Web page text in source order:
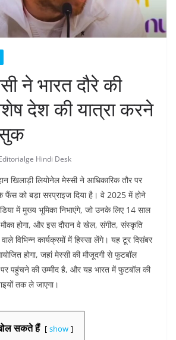
ने भारत दौरे की
देश की यात्रा करने
Hindi Desk
खिलाड़ी लियोनेल मेस्सी ने आधिकारिक तौर पर
फैंस को बड़ा सरप्राइज दिया है। वे 2025 में होने
में मुख्य भूमिका निभाएंगे, जो उनके लिए 14 साल
मौका होगा, और इस दौरान वे खेल, संगीत, संस्कृति
विभिन्न कार्यक्रमों में हिस्सा लेंगे। यह टूर दिसंबर
होगा, जहां मेस्सी की मौजूदगी से फुटबॉल
पर पहुंचने की उम्मीद है, और यह भारत में फुटबॉल की
तक ले जाएगा।
सकते हैं show